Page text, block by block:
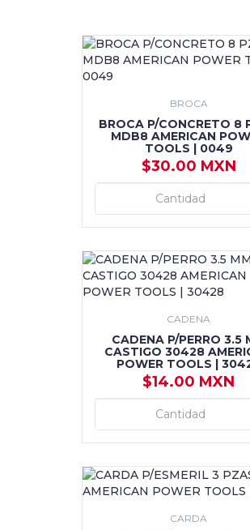
BROCA
BROCA P/CONCRETO 8
MDB8 AMERICAN
TOOLS | 0049
$30.00 MXN
+ AGREGAR
CADENA
CADENA P/PERRO 3.5
CASTIGO 30428
POWER TOOLS |
$14.00 MXN
+ AGREGAR
CARDA